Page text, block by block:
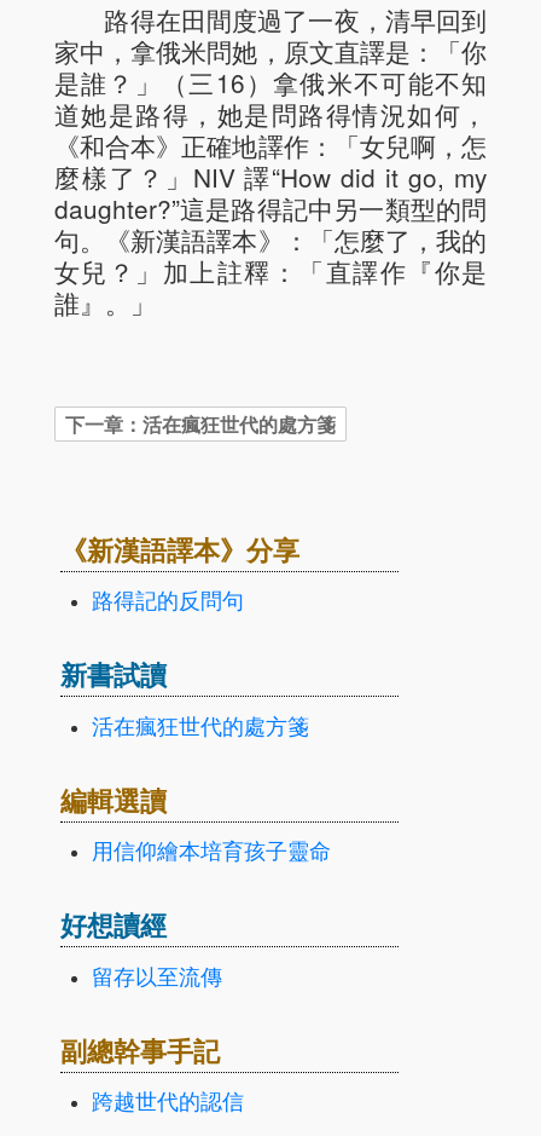
路得在田間度過了一夜，清早回到
家中，拿俄米問她，原文直譯是：「你
是誰？」（三16）拿俄米不可能不知
道她是路得，她是問路得情況如何，
《和合本》正確地譯作：「女兒啊，怎
麼樣了？」NIV 譯“How did it go, my
daughter?”這是路得記中另一類型的問
句。《新漢語譯本》：「怎麼了，我的
女兒？」加上註釋：「直譯作『你是
誰』。」
《新漢語譯本》分享
路得記的反問句
新書試讀
活在瘋狂世代的處方箋
編輯選讀
用信仰繪本培育孩子靈命
好想讀經
留存以至流傳
副總幹事手記
跨越世代的認信